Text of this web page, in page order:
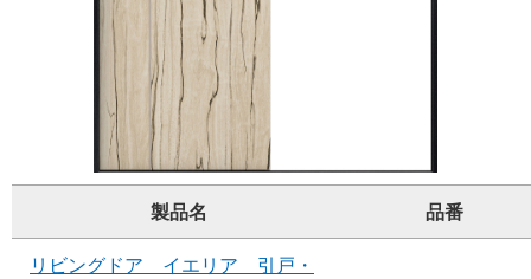
製品名 品番
リビングドア イエリア 引戸・